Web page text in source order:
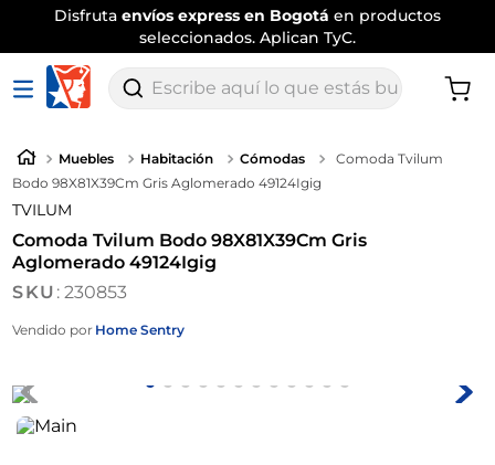
Disfruta envíos express en Bogotá en productos
seleccionados. Aplican TyC.
Escribe aquí lo que estás buscando
Muebles Habitación Cómodas
Comoda Tvilum
Bodo 98X81X39Cm Gris Aglomerado 49124Igig
TVILUM
Comoda Tvilum Bodo 98X81X39Cm Gris
Aglomerado 49124Igig
:230853
Vendido por Home Sentry